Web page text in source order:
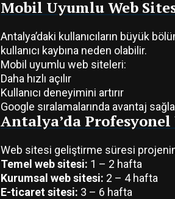
Mobil Uyumlu Web
Antalya’daki kullanıcıların büyük
kullanıcı kaybına neden olabilir.
Mobil uyumlu web siteleri:
Daha hızlı açılır
Kullanıcı deneyimini artırır
Google sıralamalarında avantaj
Antalya’da Profesyonel
Web sitesi geliştirme süresi
Temel web sitesi: 1 – 2 hafta
Kurumsal web sitesi: 2 – 4 hafta
E-ticaret sitesi: 3 – 6 hafta